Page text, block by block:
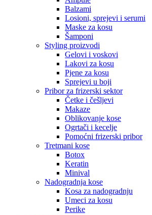
Balzami
Losioni, sprejevi i serumi
Maske za kosu
Šamponi
Styling proizvodi
Gelovi i voskovi
Lakovi za kosu
Pjene za kosu
Sprejevi u boji
Pribor za frizerski sektor
Četke i češljevi
Makaze
Oblikovanje kose
Ogrtači i kecelje
Pomoćni frizerski pribor
Tretmani kose
Botox
Keratin
Minival
Nadogradnja kose
Kosa za nadogradnju
Umeci za kosu
Perike